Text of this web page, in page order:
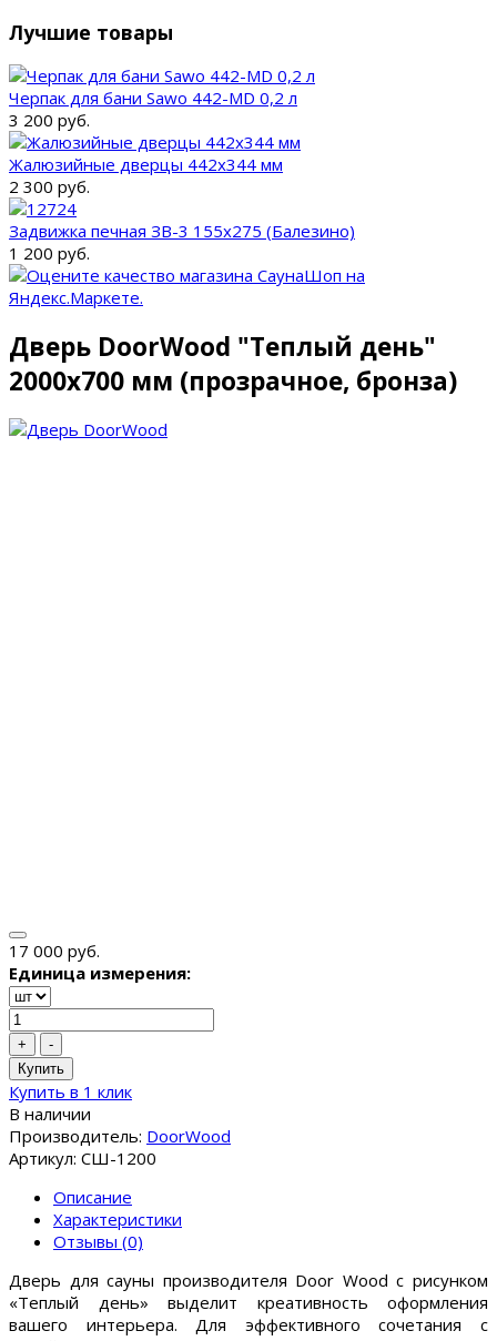
Лучшие товары
Черпак для бани Sawo 442-MD 0,2 л
3 200 руб.
Жалюзийные дверцы 442x344 мм
2 300 руб.
Задвижка печная ЗВ-3 155х275 (Балезино)
1 200 руб.
Дверь DoorWood "Теплый день"
2000х700 мм (прозрачное, бронза)
17 000 руб.
Единица измерения:
+
-
Купить
Купить в 1 клик
В наличии
Производитель: DoorWood
Артикул: СШ-1200
Описание
Характеристики
Отзывы (0)
Дверь для сауны производителя Door Wood с рисунком
«Теплый день» выделит креативность оформления
вашего интерьера. Для эффективного сочетания с